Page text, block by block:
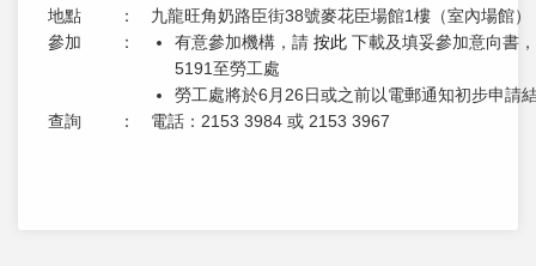
地點
：
九龍旺角奶路臣街38號麥花臣場館1樓（室內場館）
參加
： 有意參加機構，請 按此 下載及填妥參加意向書
5191至勞工處
勞工處將於6月26日或之前以電郵通知初步申請
查詢
： 電話：2153 3984 或 2153 3967